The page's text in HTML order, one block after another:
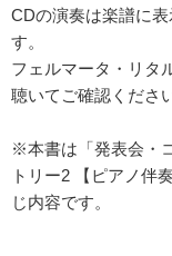
CDの演奏は楽譜に
す。
フェルマータ・リタ
聴いてご確認くださ
※本書は「発表会・
トリー2 【ピアノ伴
じ内容です。